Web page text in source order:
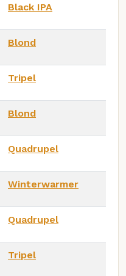
Black IPA
Blond
Tripel
Blond
Quadrupel
Winterwarmer
Quadrupel
Tripel